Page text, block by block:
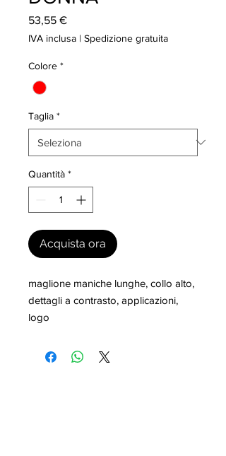
53,55 €Prezzo
IVA inclusa | Spedizione gratuita
Colore *
Taglia *
Quantità *
Acquista ora
maglione maniche lunghe, collo alto,
dettagli a contrasto, applicazioni,
logo